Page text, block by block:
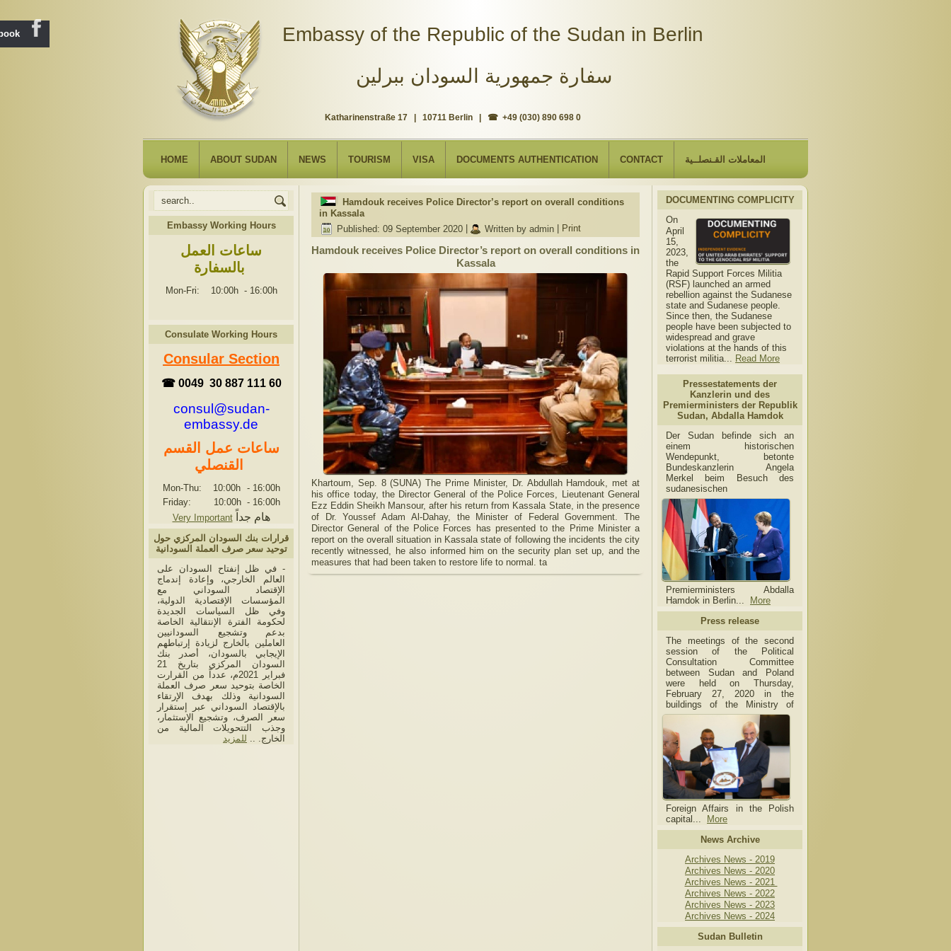
Katharinenstraße 17 | 10711 Berlin | ☎ +49 (030) 890 698 0
Embassy of the Republic of the Sudan in Berlin
سفارة جمهورية السودان ببرلين
HOME ABOUT SUDAN NEWS TOURISM VISA DOCUMENTS AUTHENTICATION CONTACT المعاملات القـنصلــية
Embassy Working Hours
ساعات العمل
بالسفارة
Mon-Fri: 10:00h - 16:00h
Consulate Working Hours
Consular Section
☎ 0049 30 887 111 60
consul@sudan-
embassy.de
ساعات عمل القسم
القنصلي
Mon-Thu: 10:00h - 16:00h
Friday: 10:00h - 16:00h
Very Important
هام جداً
قرارات بنك السودان المركزي حول
توحيد سعر صرف العملة السودانية
- في ظل إنفتاح السودان على
العالم الخارجي، وإعادة إندماج
الإقتصاد السوداني مع
المؤسسات الإقتصادية الدولية،
وفي ظل السياسات الجديدة
لحكومة الفترة الإنتقالية الخاصة
بدعم وتشجيع السودانيين
العاملين بالخارج لزيادة إرتباطهم
الإيجابي بالسودان، أصدر بنك
السودان المركزي بتاريخ 21
فبراير 2021م، عدداً من القرارت
الخاصة بتوحيد سعر صرف العملة
السودانية وذلك بهدف الإرتقاء
بالإقتصاد السوداني عبر إستقرار
سعر الصرف، وتشجيع الإستثمار،
وجذب التتحويلات المالية من
الخارج. .. للمزيد
Hamdouk receives Police Director’s report on overall conditions
in Kassala
Published: 09 September 2020
Written by admin Print
Hamdouk receives Police Director’s report on overall conditions in
Kassala
Khartoum, Sep. 8 (SUNA) The Prime Minister, Dr. Abdullah Hamdouk, met at
his office today, the Director General of the Police Forces, Lieutenant General
Ezz Eddin Sheikh Mansour, after his return from Kassala State, in the presence
of Dr. Youssef Adam Al-Dahay, the Minister of Federal Government. The
Director General of the Police Forces has presented to the Prime Minister a
report on the overall situation in Kassala state of following the incidents the city
recently witnessed, he also informed him on the security plan set up, and the
measures that had been taken to restore life to normal. ta
DOCUMENTING COMPLICITY
On
April
15,
2023,
the
Rapid Support Forces Militia
(RSF) launched an armed
rebellion against the Sudanese
state and Sudanese people.
Since then, the Sudanese
people have been subjected to
widespread and grave
violations at the hands of this
terrorist militia... Read More
Pressestatements der
Kanzlerin und des
Premierministers der Republik
Sudan, Abdalla Hamdok
Der Sudan befinde sich an
einem historischen
Wendepunkt, betonte
Bundeskanzlerin Angela
Merkel beim Besuch des
sudanesischen
Premierministers Abdalla
Hamdok in Berlin...
More
Press release
The meetings of the second
session of the Political
Consultation Committee
between Sudan and Poland
were held on Thursday,
February 27, 2020 in the
buildings of the Ministry of
Foreign Affairs in the Polish
capital...
More
News Archive
Archives News - 2019
Archives News - 2020
Archives News - 2021
Archives News - 2022
Archives News - 2023
Archives News - 2024
Sudan Bulletin